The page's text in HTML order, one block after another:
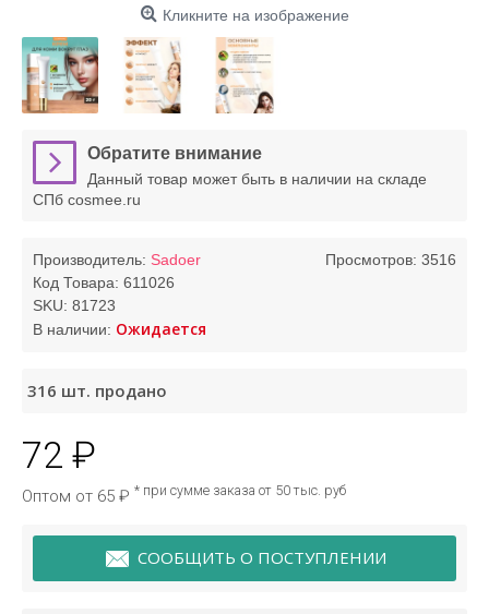
Кликните на изображение
Обратите внимание
Данный товар может быть в наличии на складе
СПб cosmee.ru
Просмотров: 3516
Производитель: Sadoer
Код Товара: 611026
SKU: 81723
В наличии: Ожидается
316 шт. продано
72 ₽
Оптом от 65 ₽ * при сумме заказа от 50 тыс. руб
СООБЩИТЬ О ПОСТУПЛЕНИИ